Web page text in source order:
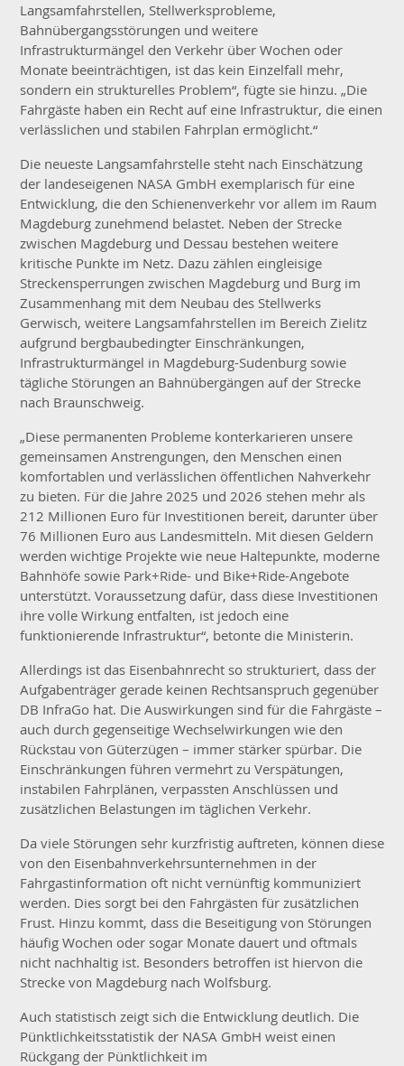
Langsamfahrstellen, Stellwerksprobleme,
Bahnübergangsstörungen und weitere
Infrastrukturmängel den Verkehr über Wochen oder
Monate beeinträchtigen, ist das kein Einzelfall mehr,
sondern ein strukturelles Problem“, fügte sie hinzu. „Die
Fahrgäste haben ein Recht auf eine Infrastruktur, die einen
verlässlichen und stabilen Fahrplan ermöglicht.“
Die neueste Langsamfahrstelle steht nach Einschätzung
der landeseigenen NASA GmbH exemplarisch für eine
Entwicklung, die den Schienenverkehr vor allem im Raum
Magdeburg zunehmend belastet. Neben der Strecke
zwischen Magdeburg und Dessau bestehen weitere
kritische Punkte im Netz. Dazu zählen eingleisige
Streckensperrungen zwischen Magdeburg und Burg im
Zusammenhang mit dem Neubau des Stellwerks
Gerwisch, weitere Langsamfahrstellen im Bereich Zielitz
aufgrund bergbaubedingter Einschränkungen,
Infrastrukturmängel in Magdeburg-Sudenburg sowie
tägliche Störungen an Bahnübergängen auf der Strecke
nach Braunschweig.
„Diese permanenten Probleme konterkarieren unsere
gemeinsamen Anstrengungen, den Menschen einen
komfortablen und verlässlichen öffentlichen Nahverkehr
zu bieten. Für die Jahre 2025 und 2026 stehen mehr als
212 Millionen Euro für Investitionen bereit, darunter über
76 Millionen Euro aus Landesmitteln. Mit diesen Geldern
werden wichtige Projekte wie neue Haltepunkte, moderne
Bahnhöfe sowie Park+Ride- und Bike+Ride-Angebote
unterstützt. Voraussetzung dafür, dass diese Investitionen
ihre volle Wirkung entfalten, ist jedoch eine
funktionierende Infrastruktur“, betonte die Ministerin.
Allerdings ist das Eisenbahnrecht so strukturiert, dass der
Aufgabenträger gerade keinen Rechtsanspruch gegenüber
DB InfraGo hat. Die Auswirkungen sind für die Fahrgäste –
auch durch gegenseitige Wechselwirkungen wie den
Rückstau von Güterzügen – immer stärker spürbar. Die
Einschränkungen führen vermehrt zu Verspätungen,
instabilen Fahrplänen, verpassten Anschlüssen und
zusätzlichen Belastungen im täglichen Verkehr.
Da viele Störungen sehr kurzfristig auftreten, können diese
von den Eisenbahnverkehrsunternehmen in der
Fahrgastinformation oft nicht vernünftig kommuniziert
werden. Dies sorgt bei den Fahrgästen für zusätzlichen
Frust. Hinzu kommt, dass die Beseitigung von Störungen
häufig Wochen oder sogar Monate dauert und oftmals
nicht nachhaltig ist. Besonders betroffen ist hiervon die
Strecke von Magdeburg nach Wolfsburg.
Auch statistisch zeigt sich die Entwicklung deutlich. Die
Pünktlichkeitsstatistik der NASA GmbH weist einen
Rückgang der Pünktlichkeit im